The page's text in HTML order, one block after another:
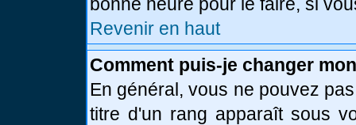
bonne heure pour le faire, si
Revenir en haut
Comment puis-je changer
En général, vous ne pouvez
titre d'un rang apparaît sous